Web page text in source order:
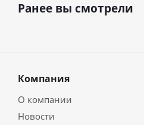
Ранее вы смотрели
Компания
О компании
Новости